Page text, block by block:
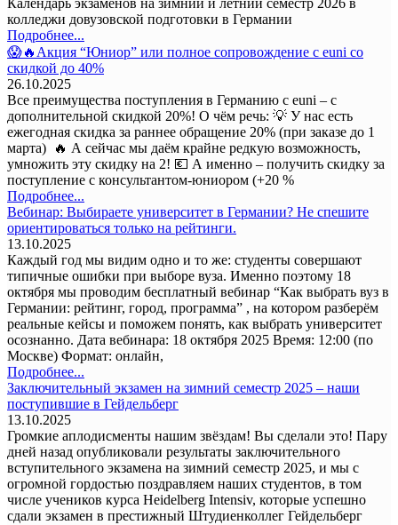
Календарь экзаменов на зимний и летний семестр 2026 в
колледжи довузовской подготовки в Германии
Подробнее...
😱🔥Акция “Юниор” или полное сопровождение с euni со
скидкой до 40%
26.10.2025
Все преимущества поступления в Германию с euni – с
дополнительной скидкой 20%! О чём речь: 💡 У нас есть
ежегодная скидка за раннее обращение 20% (при заказе до 1
марта) 🔥 А сейчас мы даём крайне редкую возможность,
умножить эту скидку на 2! 💶 А именно – получить скидку за
поступление с консультантом-юниором (+20 %
Подробнее...
Вебинар: Выбираете университет в Германии? Не спешите
ориентироваться только на рейтинги.
13.10.2025
Каждый год мы видим одно и то же: студенты совершают
типичные ошибки при выборе вуза. Именно поэтому 18
октября мы проводим бесплатный вебинар “Как выбрать вуз в
Германии: рейтинг, город, программа” , на котором разберём
реальные кейсы и поможем понять, как выбрать университет
осознанно. Дата вебинара: 18 октября 2025 Время: 12:00 (по
Москве) Формат: онлайн,
Подробнее...
Заключительный экзамен на зимний семестр 2025 – наши
поступившие в Гейдельберг
13.10.2025
Громкие аплодисменты нашим звёздам! Вы сделали это! Пару
дней назад опубликовали результаты заключительного
вступительного экзамена на зимний семестр 2025, и мы с
огромной гордостью поздравляем наших студентов, в том
числе учеников курса Heidelberg Intensiv, которые успешно
сдали экзамен в престижный Штудиенколлег Гейдельберг